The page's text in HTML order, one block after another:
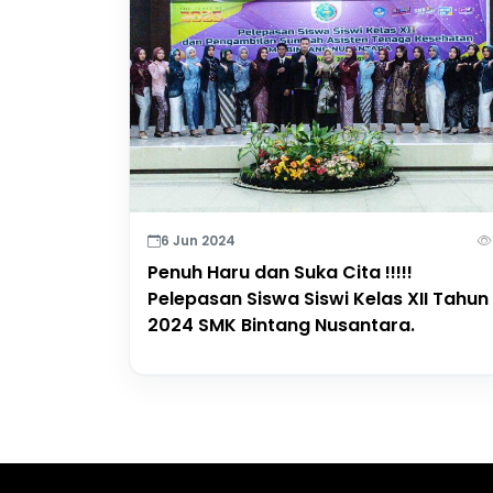
6 Jun 2024
Penuh Haru dan Suka Cita !!!!!
Pelepasan Siswa Siswi Kelas XII Tahun
2024 SMK Bintang Nusantara.